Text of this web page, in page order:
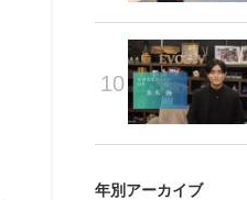
10
年別アーカイブ